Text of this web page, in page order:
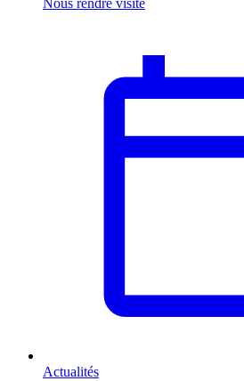
Nous rendre visite
Actualités